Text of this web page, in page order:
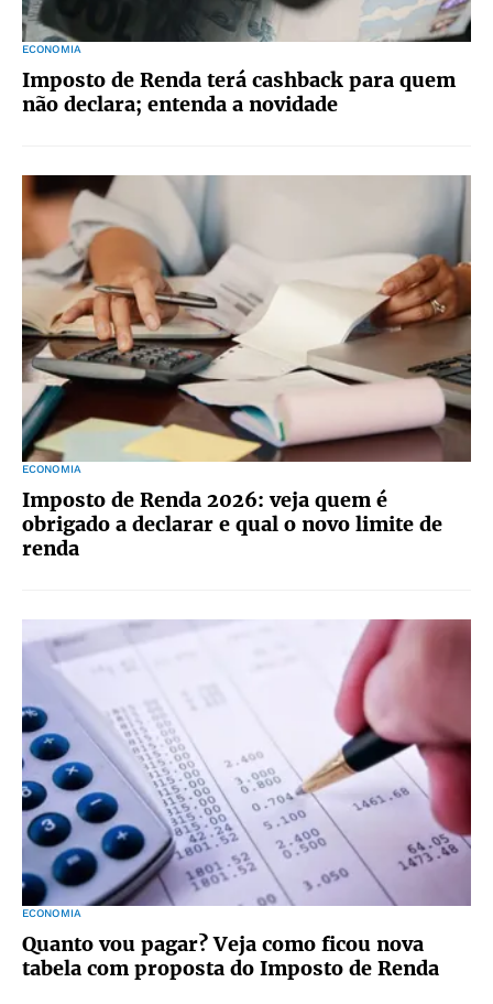
ECONOMIA
Imposto de Renda terá cashback para quem
não declara; entenda a novidade
ECONOMIA
Imposto de Renda 2026: veja quem é
obrigado a declarar e qual o novo limite de
renda
ECONOMIA
Quanto vou pagar? Veja como ficou nova
tabela com proposta do Imposto de Renda